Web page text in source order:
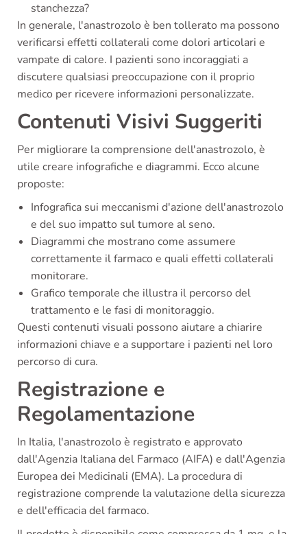
stanchezza?
In generale, l'anastrozolo è ben tollerato ma possono
verificarsi effetti collaterali come dolori articolari e
vampate di calore. I pazienti sono incoraggiati a
discutere qualsiasi preoccupazione con il proprio
medico per ricevere informazioni personalizzate.
Contenuti Visivi Suggeriti
Per migliorare la comprensione dell'anastrozolo, è
utile creare infografiche e diagrammi. Ecco alcune
proposte:
Infografica sui meccanismi d'azione dell'anastrozolo
e del suo impatto sul tumore al seno.
Diagrammi che mostrano come assumere
correttamente il farmaco e quali effetti collaterali
monitorare.
Grafico temporale che illustra il percorso del
trattamento e le fasi di monitoraggio.
Questi contenuti visuali possono aiutare a chiarire
informazioni chiave e a supportare i pazienti nel loro
percorso di cura.
Registrazione e
Regolamentazione
In Italia, l'anastrozolo è registrato e approvato
dall'Agenzia Italiana del Farmaco (AIFA) e dall'Agenzia
Europea dei Medicinali (EMA). La procedura di
registrazione comprende la valutazione della sicurezza
e dell'efficacia del farmaco.